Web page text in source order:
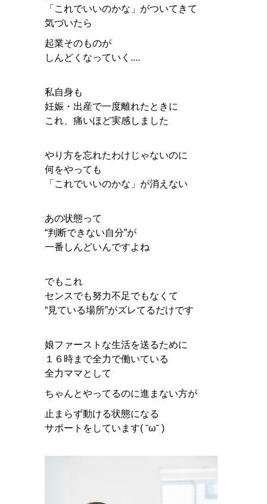
「これでいいのかな」がついてきて
気づいたら
起業そのものが
しんどくなっていく....
私自身も
妊娠・出産で一度離れたときに
これ、痛いほど実感しました
やり方を忘れたわけじゃないのに
何をやっても
「これでいいのかな」が消えない
あの状態って
“判断できない自分”が
一番しんどいんですよね
でもこれ
センスでも努力不足でもなくて
“見ている場所”がズレてるだけです
娘ファーストな生活を送るために
１６時まで全力で働いている
全力ママとして
ちゃんとやってるのに進まない方が
止まらず動ける状態になる
サポートをしています( ˘ω˘ )